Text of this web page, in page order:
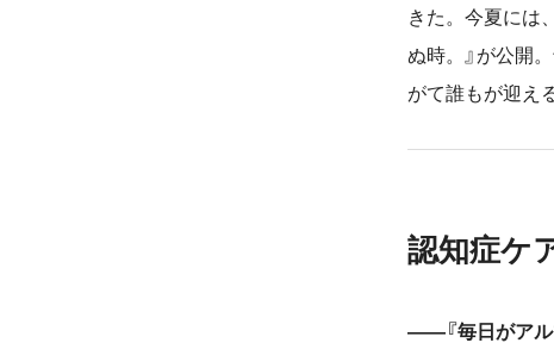
きた。今夏には
ぬ時。』が公開
がて誰もが迎え
認知症ケ
――『毎日がアル